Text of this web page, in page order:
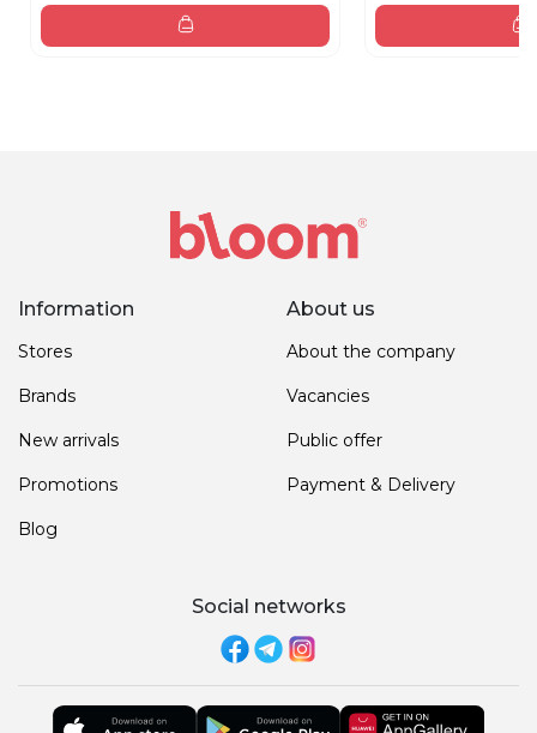
Information
Stores
Brands
New arrivals
Promotions
Blog
About us
About the company
Vacancies
Public offer
Payment & Delivery
Social networks